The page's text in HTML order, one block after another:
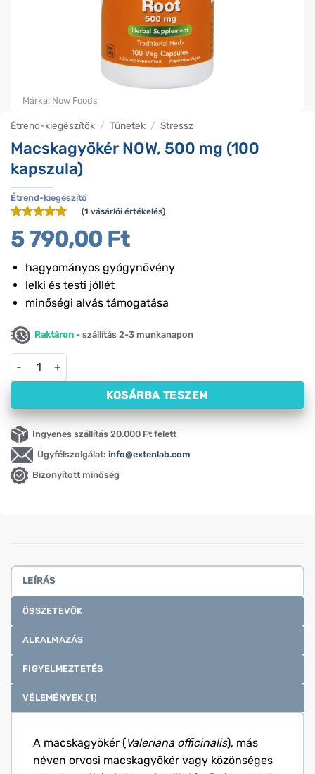
Étrend-kiegészítők / Tünetek / Stressz
Macskagyökér NOW, 500 mg (100
kapszula)
Étrend-kiegészítő
Értékelés
5
az 5-ből,
1
értékelés
alapján
(1 vásárlói értékelés)
5 790,00 Ft
hagyományos gyógynövény
lelki és testi jóllét
minőségi alvás támogatása
Raktáron - szállítás 2-3 munkanapon
Macskagyökér NOW, 500 mg (100 kapszula) mennyiség
KOSÁRBA TESZEM
Ingyenes szállítás 20.000 Ft felett
Ügyfélszolgálat: info@extenlab.com
Bizonyított minőség
Márka: Now Foods
LEÍRÁS
ÖSSZETEVŐK
ALKALMAZÁS
FIGYELMEZTETÉS
VÉLEMÉNYEK (1)
A macskagyökér (Valeriana officinalis), más
néven orvosi macskagyökér vagy közönséges